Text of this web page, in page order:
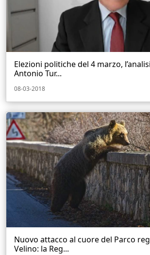
Elezioni politiche del 4 marzo,
Antonio Tur...
08-03-2018
Nuovo attacco al cuore del Parco
Velino: la Reg...